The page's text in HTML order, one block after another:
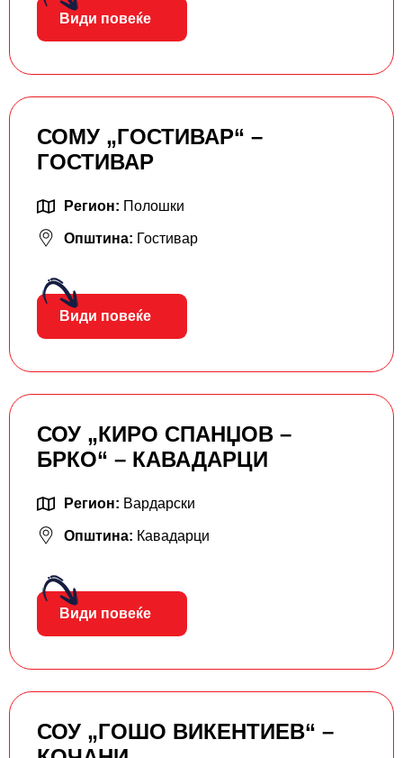
Види повеќе
СОМУ „ГОСТИВАР“ –
ГОСТИВАР
Регион: Полошки
Општина: Гостивар
Види повеќе
СОУ „КИРО СПАНЏОВ –
БРКО“ – КАВАДАРЦИ
Регион: Вардарски
Општина: Кавадарци
Види повеќе
СОУ „ГОШО ВИКЕНТИЕВ“ –